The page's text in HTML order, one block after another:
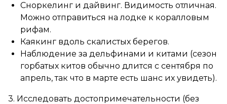
Сноркелинг и дайвинг. Видимость отличная.
Можно отправиться на лодке к коралловым
рифам.
Каякинг вдоль скалистых берегов.
Наблюдение за дельфинами и китами (сезон
горбатых китов обычно длится с сентября по
апрель, так что в марте есть шанс их увидеть).
3. Исследовать достопримечательности (без